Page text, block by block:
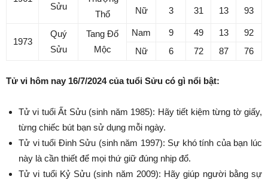
Sửu
Thổ
Nữ 3 31 13 93
1973
Quý
Sửu
Tang Đố
Mộc
Nam 9 49 13
92
Nữ
6 72 87 76
Tử vi hôm nay 16/7/2024 của tuổi Sửu có gì nổi bật:
Tử vi tuổi Ất Sửu (sinh năm 1985): Hãy tiết kiệm từng tờ giấy,
từng chiếc bút bạn sử dụng mỗi ngày.
Tử vi tuổi Đinh Sửu (sinh năm 1997): Sự khó tính của bạn lúc
này là cần thiết để mọi thứ giữ đúng nhịp đổ.
Tử vi tuổi Kỷ Sửu (sinh năm 2009): Hãy giúp người bằng sự